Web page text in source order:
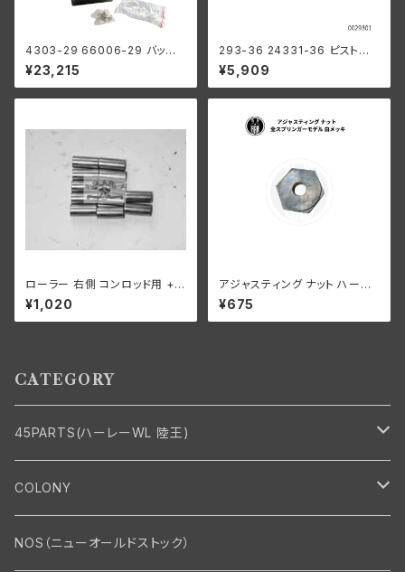
4303-29 66006-29 バッテリ
ー 6V プラスチック 1929-64年
98x112x215mm
¥23,215
293-36 24331-36 ピストン
ピンブッシング 2個組
¥5,909
ローラー 右側 コンロッド用 +0
008 オーバーサイズ 12個入り
ハーレーダビッドソン 1929-73
年 DL RL WL G エンジン
¥1,020
アジャスティング ナット ハーレ
ーダビッドソン 全スプリンガー
モデル 白メッキ
¥675
CATEGORY
45PARTS(ハーレーWL 陸王)
エンジン
エンジン・シリンダーヘッド
マフラー・インテーク・キャブレター
COLONY
Bolt・Nut
NOS（ニューオールドストック）